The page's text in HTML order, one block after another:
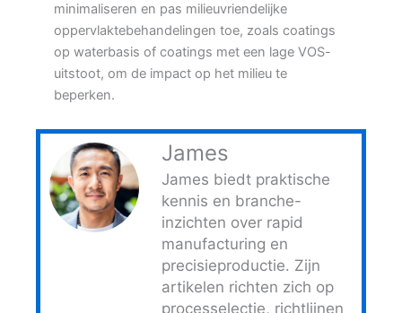
minimaliseren en pas milieuvriendelijke
oppervlaktebehandelingen toe, zoals coatings
op waterbasis of coatings met een lage VOS-
uitstoot, om de impact op het milieu te
beperken.
James
James biedt praktische
kennis en branche-
inzichten over rapid
manufacturing en
precisieproductie. Zijn
artikelen richten zich op
processelectie, richtlijnen
Italian
Korean
Portuguese
Russian
Spanish